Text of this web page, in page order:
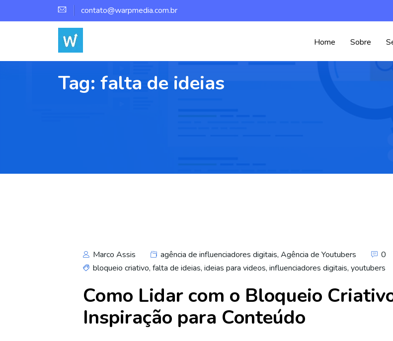
contato@warpmedia.com.br
Home Sobre
Tag: falta de ideias
Marco Assis agência de influenciadores digitais, Agência de Youtubers 0
bloqueio criativo, falta de ideias, ideias para videos, influenciadores digitais, youtubers
Como Lidar com o Bloqueio
Inspiração para Conteúdo